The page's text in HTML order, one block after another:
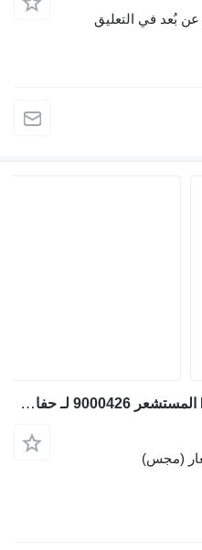
عن بُعد في التعليق
أداة الاستشعار (مجس) Liebherr المستشعر 9000426 لـ حفارة Liebherr R926 COMP / R946 LC / R946 NLC / R950 / A904C Li / A316 Li / A314 Li / A312 Li / A944C Li / A914C li / A934C Li / A924C Li / A900C / LH35 M / LH50 M / LH40 M / LH50 MHR
(مجس)